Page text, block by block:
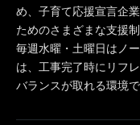
め、子育て応援宣言企
ためのさまざまな支援
毎週水曜・土曜日はノ
は、工事完了時にリフ
バランスが取れる環境で